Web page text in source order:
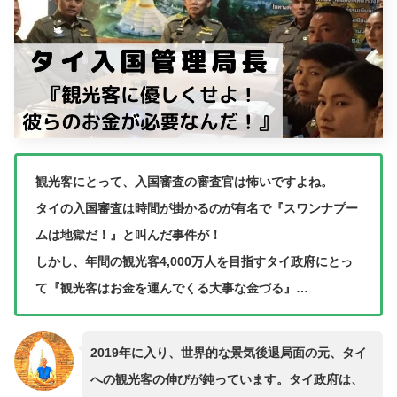
観光客にとって、入国審査の審査官は怖いですよね。
タイの入国審査は時間が掛かるのが有名で『スワンナプー
ムは地獄だ！』と叫んだ事件が！
しかし、年間の観光客4,000万人を目指すタイ政府にとっ
て『観光客はお金を運んでくる大事な金づる』…
2019年に入り、世界的な景気後退局面の元、タイ
への観光客の伸びが鈍っています。タイ政府は、